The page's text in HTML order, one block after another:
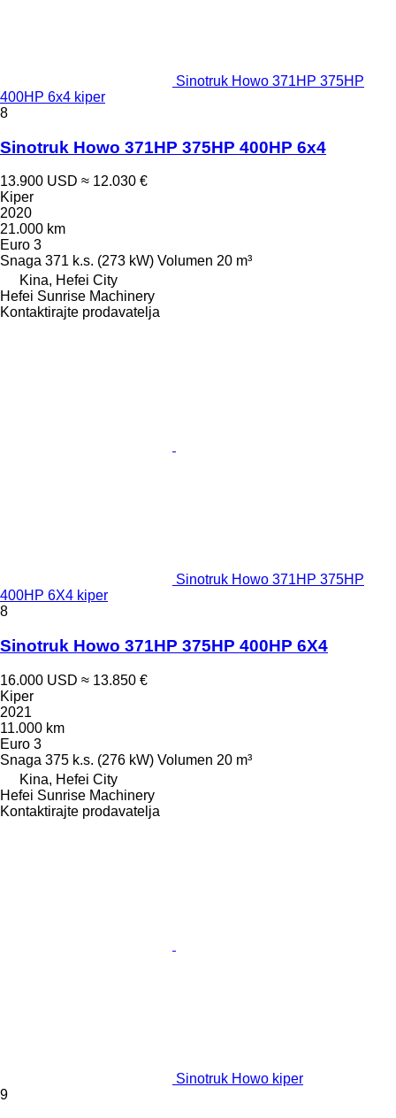
Sinotruk Howo 371HP 375HP
400HP 6x4 kiper
8
Sinotruk Howo 371HP 375HP 400HP 6x4
13.900 USD ≈ 12.030 €
Kiper
2020
21.000 km
Euro 3
Snaga 371 k.s. (273 kW) Volumen 20 m³
Kina, Hefei City
Hefei Sunrise Machinery
Kontaktirajte prodavatelja
Sinotruk Howo 371HP 375HP
400HP 6X4 kiper
8
Sinotruk Howo 371HP 375HP 400HP 6X4
16.000 USD ≈ 13.850 €
Kiper
2021
11.000 km
Euro 3
Snaga 375 k.s. (276 kW) Volumen 20 m³
Kina, Hefei City
Hefei Sunrise Machinery
Kontaktirajte prodavatelja
Sinotruk Howo kiper
9